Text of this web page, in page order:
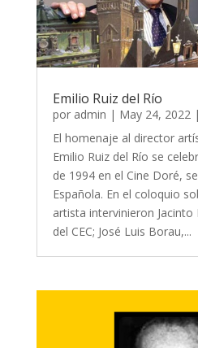
Emilio Ruiz del Río
por admin | May 24, 2022 |
El homenaje al director
Emilio Ruiz del Río se
de 1994 en el Cine Doré,
Española. En el coloquio
artista intervinieron
del CEC; José Luis Borau,...